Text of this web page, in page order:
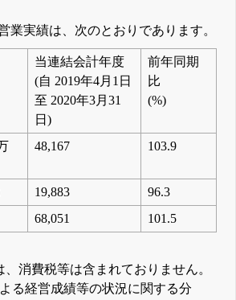
業実績は、次のとおりであります。
当連結会計年度
(自 2019年4月1日
至 2020年3月31
日)
前年同期
比
(%)
48,167 103.9
19,883
96.3
68,051 101.5
消費税等は含まれておりません。
る経営成績等の状況に関する分